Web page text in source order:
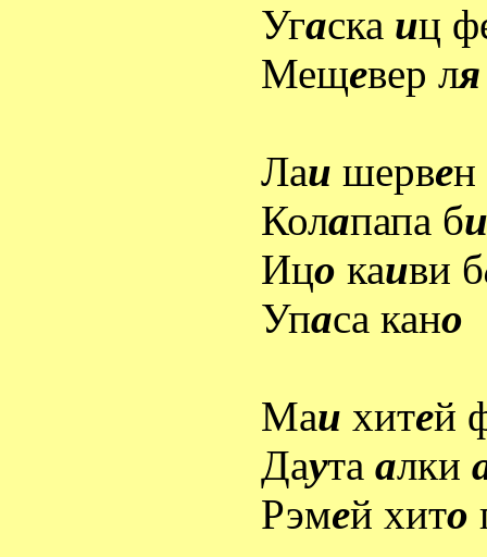
Угаска иц
Мещевер ля
Лаи шервен
Колапапа би
Ицо каиви б
Упаса кано
Маи хитей
Даута алки
Рэмей хито